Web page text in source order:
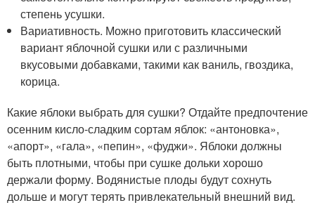
степень усушки.
Вариативность. Можно приготовить классический
вариант яблочной сушки или с различными
вкусовыми добавками, такими как ваниль, гвоздика,
корица.
Какие яблоки выбрать для сушки? Отдайте предпочтение
осенним кисло-сладким сортам яблок: «антоновка»,
«апорт», «гала», «пепин», «фуджи». Яблоки должны
быть плотными, чтобы при сушке дольки хорошо
держали форму. Водянистые плоды будут сохнуть
дольше и могут терять привлекательный внешний вид.